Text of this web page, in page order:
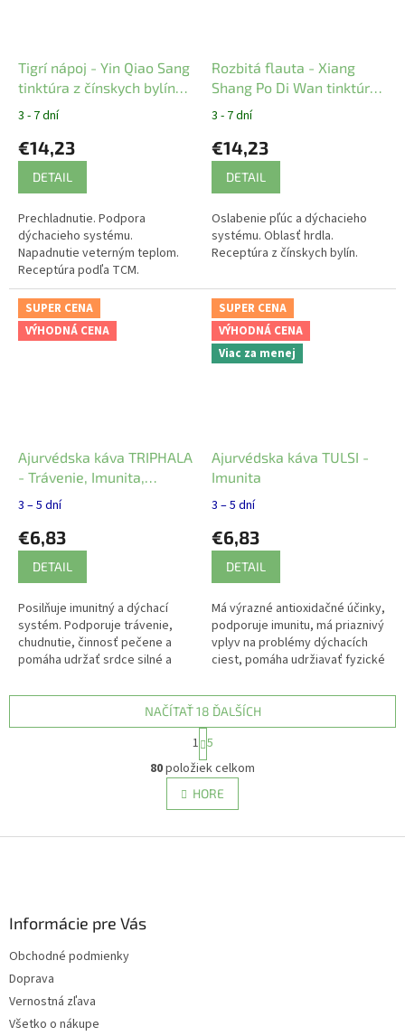
Tigrí nápoj - Yin Qiao Sang
tinktúra z čínskych bylín
YaoMedica
3 - 7 dní
€14,23
DETAIL
Prechladnutie. Podpora
dýchacieho systému.
Napadnutie veterným teplom.
Receptúra podľa TCM.
Rozbitá flauta - Xiang
Shang Po Di Wan tinktúra
z čínskych bylín
3 - 7 dní
€14,23
DETAIL
Oslabenie pľúc a dýchacieho
systému. Oblasť hrdla.
Receptúra z čínskych bylín.
SUPER CENA
VÝHODNÁ CENA
Ajurvédska káva TRIPHALA
- Trávenie, Imunita,
Dýchanie, Srdce
3 – 5 dní
€6,83
DETAIL
Posilňuje imunitný a dýchací
systém. Podporuje trávenie,
chudnutie, činnosť pečene a
pomáha udržať srdce silné a
SUPER CENA
VÝHODNÁ CENA
Viac za menej
Ajurvédska káva TULSI -
Imunita
3 – 5 dní
€6,83
DETAIL
Má výrazné antioxidačné účinky,
podporuje imunitu, má priaznivý
vplyv na problémy dýchacích
ciest, pomáha udržiavať fyzické
O
v
l
á
NAČÍTAŤ 18 ĎALŠÍCH
S
t
r
á
n
k
v
1 5
80položiek celkom
HORE
Informácie pre Vás
Obchodné podmienky
Doprava
Vernostná zľava
Všetko o nákupe